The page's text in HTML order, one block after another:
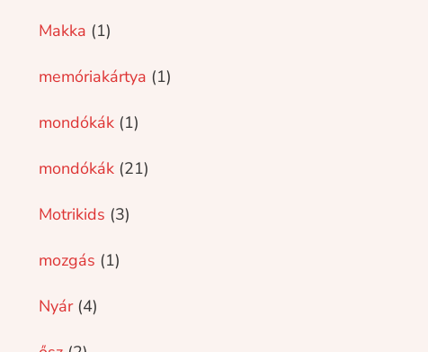
Makka (1)
memóriakártya (1)
mondókák (1)
mondókák (21)
Motrikids (3)
mozgás (1)
Nyár(4)